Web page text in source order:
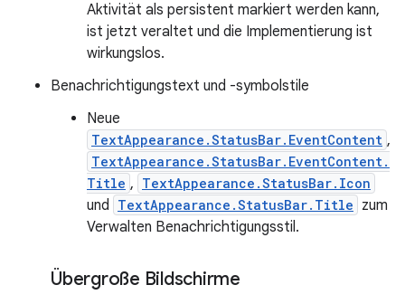
Aktivität als persistent markiert werden kann,
ist jetzt veraltet und die Implementierung ist
wirkungslos.
Benachrichtigungstext und -symbolstile
Neue
TextAppearance.StatusBar.EventContent ,
TextAppearance.StatusBar.EventContent.
Title , TextAppearance.StatusBar.Icon
und TextAppearance.StatusBar.Title zum
Verwalten Benachrichtigungsstil.
Übergroße Bildschirme